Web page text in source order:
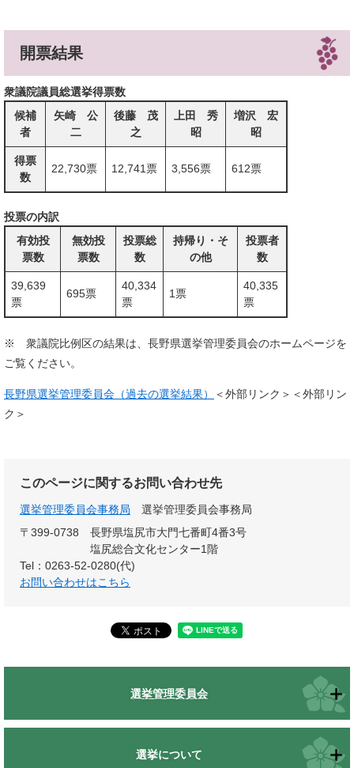
開票結果
衆議院議員総選挙得票数
候補
者
矢崎 公
二
後藤 茂
之
上田 秀
昭
増沢 宏
昭
得票
数
22,730票 12,741票 3,556票 612票
投票の内訳
有効投
票数
無効投
票数
投票総
数
持帰り・そ
の他
投票者
数
39,639
票
695票
40,334
票
1票
40,335
票
※ 衆議院比例区の結果は、長野県選挙管理委員会のホームページを
ご覧ください。
長野県選挙管理委員会（過去の選挙結果） ＜外部リンク＞ ＜外部リン
ク＞
このページに関するお問い合わせ先
選挙管理委員会事務局
選挙管理委員会事務局
〒399-0738
長野県塩尻市大門七番町4番3号
塩尻総合文化センター1階
Tel：0263-52-0280(代)
お問い合わせはこちら
選挙管理委員会
選挙について